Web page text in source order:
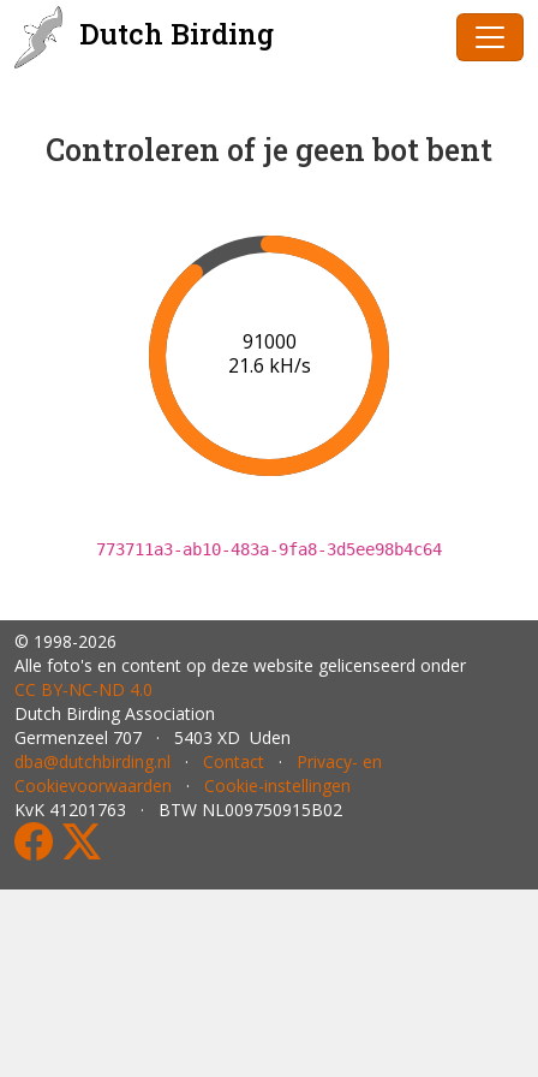
Dutch Birding
Controleren of je geen bot bent
91000
21.6 kH/s
773711a3-ab10-483a-9fa8-3d5ee98b4c64
© 1998-2026
Alle foto's en content op deze website gelicenseerd onder
CC BY‑NC‑ND 4.0
Dutch Birding Association
Germenzeel 707 · 5403 XD Uden
dba@dutchbirding.nl · Contact · Privacy- en
Cookievoorwaarden · Cookie-instellingen
KvK 41201763 · BTW NL009750915B02